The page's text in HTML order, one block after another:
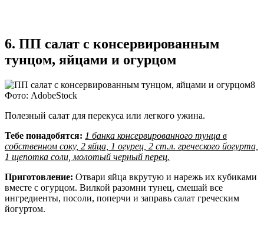
6. ПП салат с консервированным
тунцом, яйцами и огурцом
Фото: AdobeStock
Полезный салат для перекуса или легкого ужина.
Тебе понадобятся: 1 банка консервированного тунца в
собственном соку, 2 яйца, 1 огурец, 2 ст.л. греческого йогурта,
1 щепотка соли, молотый черный перец.
Приготовление: Отвари яйца вкрутую и нарежь их кубиками
вместе с огурцом. Вилкой разомни тунец, смешай все
ингредиенты, посоли, поперчи и заправь салат греческим
йогуртом.